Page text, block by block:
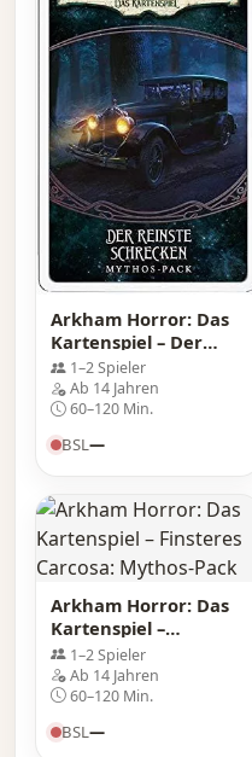
Arkham Horror: Das
Kartenspiel – Der
reinste Schrecken:
Mythos-Pack
1–2 Spieler
Ab 14 Jahren
60–120 Min.
BSL—
Arkham Horror: Das
Kartenspiel –
Finsteres Carcosa:
Mythos-Pack
1–2 Spieler
Ab 14 Jahren
60–120 Min.
BSL—